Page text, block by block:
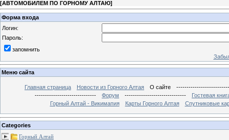
[АВТОМОБИЛЕМ ПО ГОРНОМУ АЛТАЮ]
Форма входа
Логин:
Пароль:
запомнить
Меню сайта
Главная страница Новости из Горного Алтая О сайте
------------------------------
Форум ------------------------------
Гостевая
Горный Алтай - Викимапия
Карты Горного Алтая Спутниковые
Categories
Горный Алтай